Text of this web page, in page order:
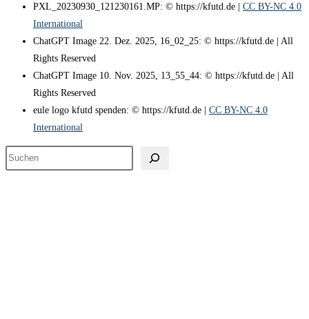
PXL_20230930_121230161.MP: © https://kfutd.de | CC BY-NC 4.0
International
ChatGPT Image 22. Dez. 2025, 16_02_25: © https://kfutd.de | All
Rights Reserved
ChatGPT Image 10. Nov. 2025, 13_55_44: © https://kfutd.de | All
Rights Reserved
eule logo kfutd spenden: © https://kfutd.de | CC BY-NC 4.0
International
Suchen